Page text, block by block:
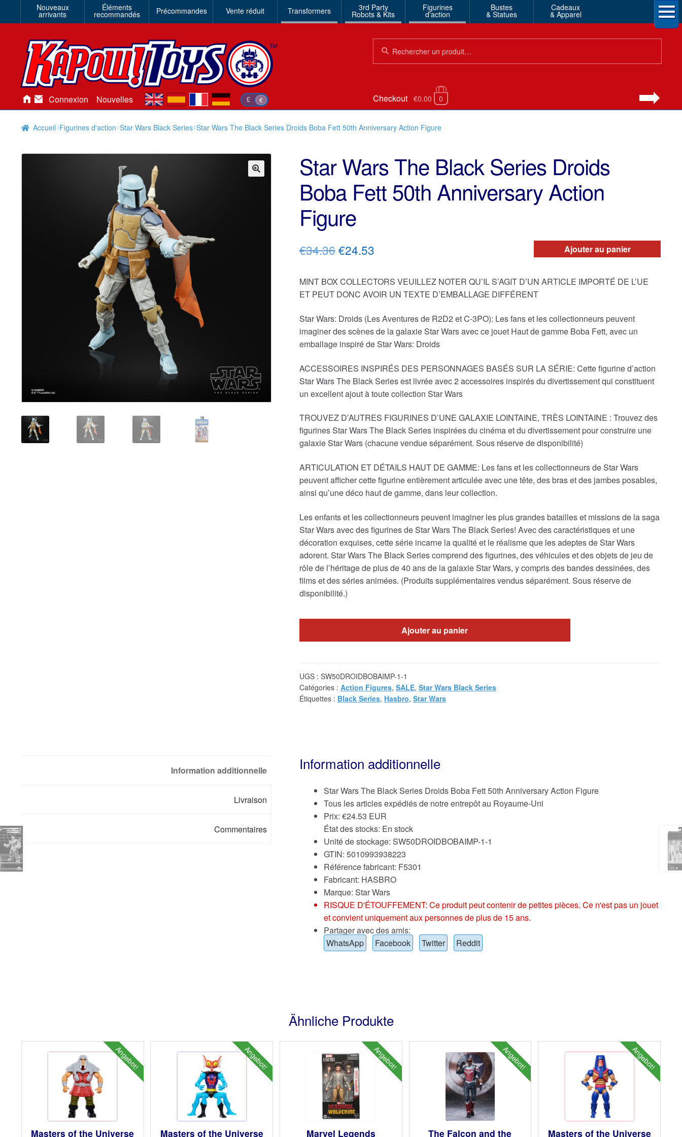
Nouveaux
arrivants
Éléments
recommandés Précommandes Vente réduit Transformers 3rd Party
Robots & Kits
Figurines
d'action
Bustes
& Statues
Cadeaux
& Apparel
Connexion Nouvelles £ €
en es de Checkout €0.00 0
Accueil Figurines d'action Star Wars Black Series Star Wars The Black Series Droids Boba Fett 50th Anniversary Action Figure
Star Wars The Black Series Droids
Boba Fett 50th Anniversary Action
Figure
Ajouter au panier
€34.36Le
initial
€34.36.
€24.53Le
actuel
€24.53.
MINT BOX COLLECTORS VEUILLEZ NOTER QU’IL S’AGIT D’UN ARTICLE IMPORTÉ DE L’UE
ET PEUT DONC AVOIR UN TEXTE D’EMBALLAGE DIFFÉRENT
Star Wars: Droids (Les Aventures de R2D2 et C-3PO): Les fans et les collectionneurs peuvent
imaginer des scènes de la galaxie Star Wars avec ce jouet Haut de gamme Boba Fett, avec un
emballage inspiré de Star Wars: Droids
ACCESSOIRES INSPIRÉS DES PERSONNAGES BASÉS SUR LA SÉRIE: Cette figurine d’action
Star Wars The Black Series est livrée avec 2 accessoires inspirés du divertissement qui constituent
un excellent ajout à toute collection Star Wars
TROUVEZ D’AUTRES FIGURINES D’UNE GALAXIE LOINTAINE, TRÈS LOINTAINE : Trouvez des
figurines Star Wars The Black Series inspirées du cinéma et du divertissement pour construire une
galaxie Star Wars (chacune vendue séparément. Sous réserve de disponibilité)
ARTICULATION ET DÉTAILS HAUT DE GAMME: Les fans et les collectionneurs de Star Wars
peuvent afficher cette figurine entièrement articulée avec une tête, des bras et des jambes posables,
ainsi qu’une déco haut de gamme, dans leur collection.
Les enfants et les collectionneurs peuvent imaginer les plus grandes batailles et missions de la saga
Star Wars avec des figurines de Star Wars The Black Series! Avec des caractéristiques et une
décoration exquises, cette série incarne la qualité et le réalisme que les adeptes de Star Wars
adorent. Star Wars The Black Series comprend des figurines, des véhicules et des objets de jeu de
rôle de l’héritage de plus de 40 ans de la galaxie Star Wars, y compris des bandes dessinées, des
films et des séries animées. (Produits supplémentaires vendus séparément. Sous réserve de
disponibilité.)
Ajouter au panier
UGS : SW50DROIDBOBAIMP-1-1
Catégories : Action Figures, SALE, Star Wars Black Series
Étiquettes : Black Series, Hasbro, Star Wars
Information additionnelle
Livraison
Commentaires
Information additionnelle
Star Wars The Black Series Droids Boba Fett 50th Anniversary Action Figure
Tous les articles expédiés de notre entrepôt au Royaume-Uni
Prix: €24.53 EUR
État des stocks: En stock
Unité de stockage: SW50DROIDBOBAIMP-1-1
GTIN: 5010993938223
Référence fabricant: F5301
Fabricant: HASBRO
Marque: Star Wars
RISQUE D'ÉTOUFFEMENT: Ce produit peut contenir de petites pièces. Ce n'est pas un jouet
et convient uniquement aux personnes de plus de 15 ans.
Partager avec des amis:
WhatsApp
Facebook Twitter Reddit
Ähnliche Produkte
Angebot!
Masters of the Universe
Angebot!
Masters of the Universe
Angebot!
Marvel Legends
Angebot!
The Falcon and the
Angebot!
Masters of the Universe